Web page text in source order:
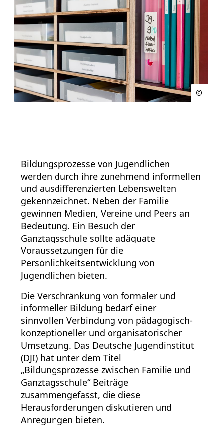
Bildungsprozesse von Jugendlichen
werden durch ihre zunehmend informellen
und ausdifferenzierten Lebenswelten
gekennzeichnet. Neben der Familie
gewinnen Medien, Vereine und Peers an
Bedeutung. Ein Besuch der
Ganztagsschule sollte adäquate
Voraussetzungen für die
Persönlichkeitsentwicklung von
Jugendlichen bieten.
Die Verschränkung von formaler und
informeller Bildung bedarf einer
sinnvollen Verbindung von pädagogisch-
konzeptioneller und organisatorischer
Umsetzung. Das Deutsche Jugendinstitut
(DJI) hat unter dem Titel
„Bildungsprozesse zwischen Familie und
Ganztagsschule“ Beiträge
zusammengefasst, die diese
Herausforderungen diskutieren und
Anregungen bieten.